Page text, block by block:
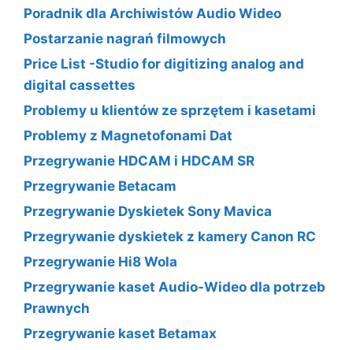
Poradnik dla Archiwistów Audio Wideo
Postarzanie nagrań filmowych
Price List -Studio for digitizing analog and
digital cassettes
Problemy u klientów ze sprzętem i kasetami
Problemy z Magnetofonami Dat
Przegrywanie HDCAM i HDCAM SR
Przegrywanie Betacam
Przegrywanie Dyskietek Sony Mavica
Przegrywanie dyskietek z kamery Canon RC
Przegrywanie Hi8 Wola
Przegrywanie kaset Audio-Wideo dla potrzeb
Prawnych
Przegrywanie kaset Betamax